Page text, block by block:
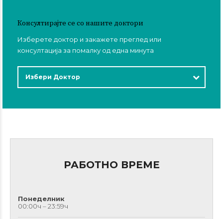
Консултирајте се со нашите доктори
Изберете доктор и закажете преглед или
консултација за помалку од една минута
Избери Доктор
РАБОТНО ВРЕМЕ
Понеделник
00:00ч – 23:59ч